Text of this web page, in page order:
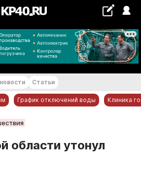
+21...+22 °С
Статьи
График отключений воды Клиника
области утонул